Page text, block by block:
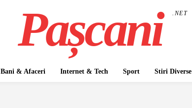
Pașcani .NET
Bani & Afaceri Internet & Tech Sport Stiri Diverse